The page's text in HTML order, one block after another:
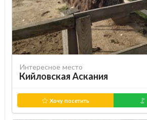
Интересное место
Кийловская Аскания
Хочу посетить